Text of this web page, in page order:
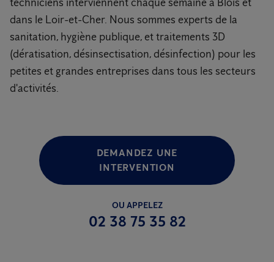
dans le Loir-et-Cher. Nous sommes experts de la
sanitation, hygiène publique, et traitements 3D
(dératisation, désinsectisation, désinfection) pour les
petites et grandes entreprises dans tous les secteurs
d'activités.
DEMANDEZ UNE
INTERVENTION
OU APPELEZ
02 38 75 35 82